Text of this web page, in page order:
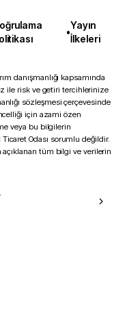
•
Yayın
İlkeleri
danışmanlığı kapsamında
ile risk ve getiri tercihlerinize
sözleşmesi çerçevesinde
için azami özen
veya bu bilgilerin
Odası sorumlu değildir.
açıklanan tüm bilgi ve verilerin